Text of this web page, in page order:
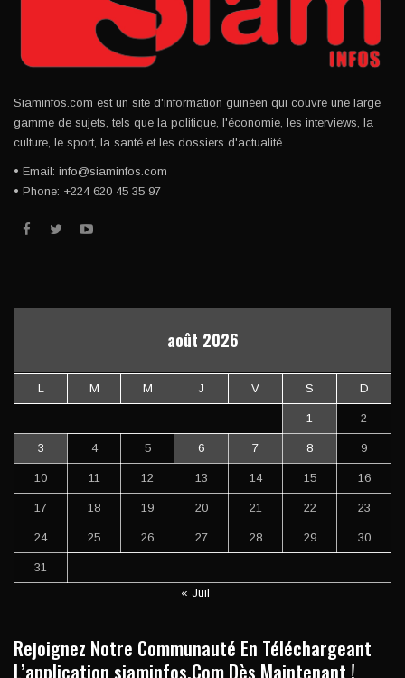
Siaminfos.com est un site d'information guinéen qui couvre une large
gamme de sujets, tels que la politique, l'économie, les interviews, la
culture, le sport, la santé et les dossiers d'actualité.
• Email: info@siaminfos.com
• Phone: +224 620 45 35 97
août 2026
L M M J V S D
1 2
3 4 5 6 7 8 9
10 11 12 13 14 15 16
17 18 19 20 21 22 23
24 25 26 27 28 29 30
31
« Juil
Rejoignez Notre Communauté En Téléchargeant
L’application siaminfos.Com Dès Maintenant !